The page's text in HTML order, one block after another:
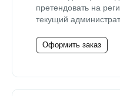
претендовать на
текущий
Оформить заказ